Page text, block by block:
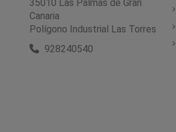
35010 Las Palmas de Gran
Canaria
Polígono Industrial Las Torres
928240540